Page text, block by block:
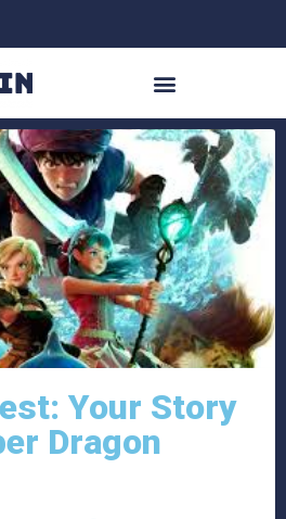
Your Story
Dragon